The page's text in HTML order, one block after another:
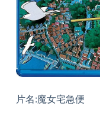
片名:魔女宅急便